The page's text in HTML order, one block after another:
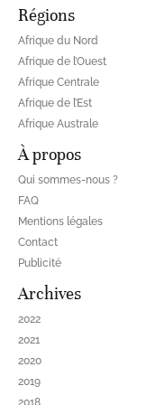
Régions
Afrique du Nord
Afrique de l’Ouest
Afrique Centrale
Afrique de l’Est
Afrique Australe
À propos
Qui sommes-nous ?
FAQ
Mentions légales
Contact
Publicité
Archives
2022
2021
2020
2019
2018